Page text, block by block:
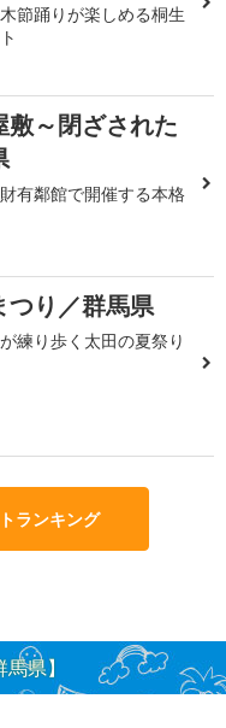
節踊りが楽しめる桐生
敷～閉ざされた
有鄰館で開催する本格
つり／群馬県
練り歩く太田の夏祭り
ランキング
県】